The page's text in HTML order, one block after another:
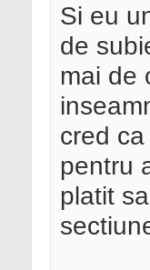
Si eu
de
mai de
cred
pentru
platit